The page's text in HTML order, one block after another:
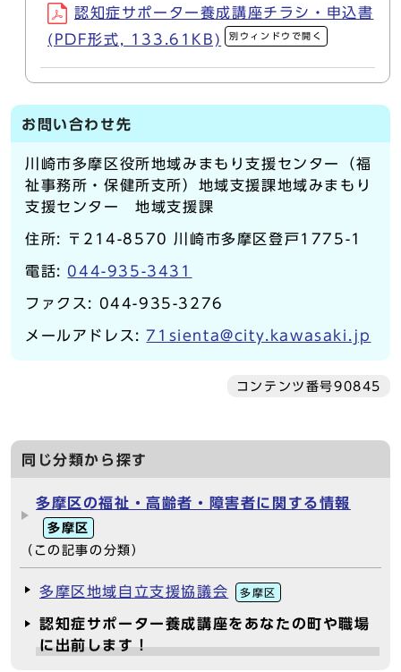
認知症サポーター養成講座チラシ・申込書
(PDF形式, 133.61KB)
別ウィンドウで開く
お問い合わせ先
川崎市多摩区役所地域みまもり支援センター（福
祉事務所・保健所支所）地域支援課地域みまもり
支援センター 地域支援課
住所: 〒214-8570 川崎市多摩区登戸1775-1
電話: 044-935-3431
ファクス: 044-935-3276
メールアドレス:71sienta@city.kawasaki.jp
コンテンツ番号90845
同じ分類から探す
多摩区の福祉・高齢者・障害者に関する情報
多摩区
（この記事の分類）
多摩区地域自立支援協議会 多摩区
認知症サポーター養成講座をあなたの町や職場
に出前します！